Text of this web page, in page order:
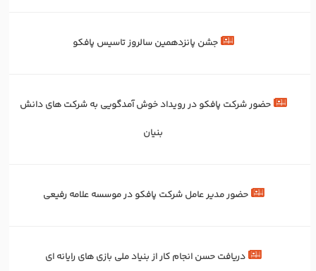
جشن پانزدهمین سالروز تاسیس پافکو
حضور شرکت پافکو در رویداد خوش آمدگویی به شرکت های دانش
بنیان
حضور مدیر عامل شرکت پافکو در موسسه علامه رفیعی
دریافت حسن انجام کار از بنیاد ملی بازی های رایانه ای